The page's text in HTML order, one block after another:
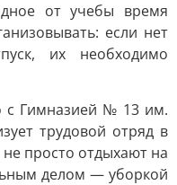
от учебы время
если нет
их необходимо
с Гимназией № 13 им.
трудовой отряд в
просто отдыхают на
делом — уборкой